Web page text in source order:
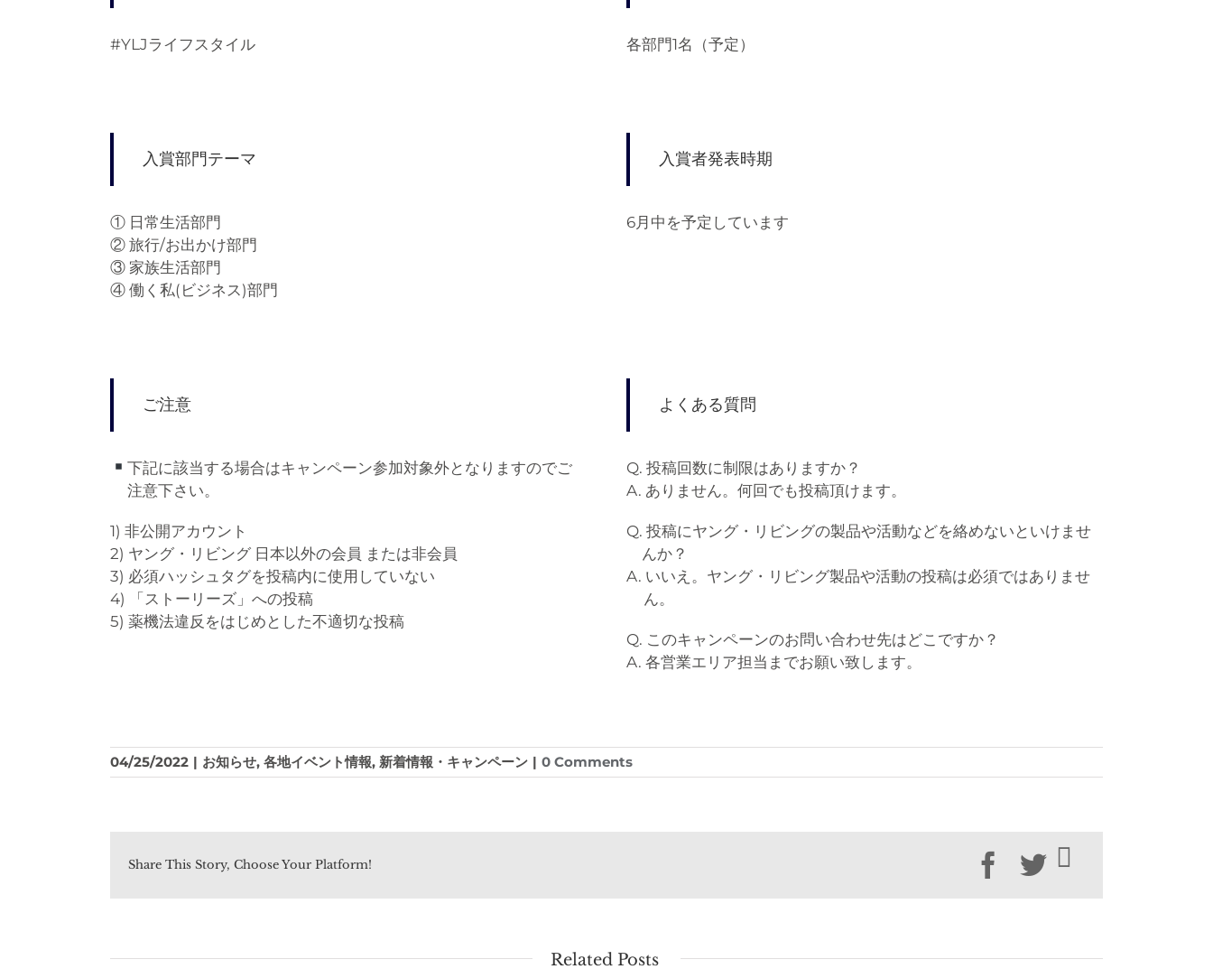
#YLJライフスタイル 各部門1名（予定）
入賞部門テーマ
① 日常生活部門
② 旅行/お出かけ部門
③ 家族生活部門
④ 働く私(ビジネス)部門
入賞者発表時期
6月中を予定しています
ご注意
下記に該当する場合はキャンペーン参加対象外となりますのでご
注意下さい。
1) 非公開アカウント
2) ヤング・リビング 日本以外の会員 または非会員
3) 必須ハッシュタグを投稿内に使用していない
4) 「ストーリーズ」への投稿
5) 薬機法違反をはじめとした不適切な投稿
よくある質問
Q. 投稿回数に制限はありますか？
A. ありません。何回でも投稿頂けます。
Q. 投稿にヤング・リビングの製品や活動などを絡めないといけませ
んか？
A. いいえ。ヤング・リビング製品や活動の投稿は必須ではありませ
ん。
Q. このキャンペーンのお問い合わせ先はどこですか？
A. 各営業エリア担当までお願い致します。
04/25/2022 | お知らせ, 各地イベント情報, 新着情報・キャンペーン | 0 Comments
Share This Story, Choose Your Platform! Facebook
Twitter
Related Posts